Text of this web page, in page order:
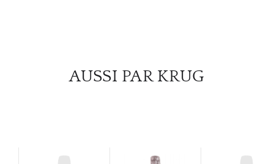
AUSSI PAR KRUG